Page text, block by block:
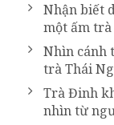
Nhận biết
một ấm
Nhìn cánh
trà Thái
Trà Đinh
nhìn từ